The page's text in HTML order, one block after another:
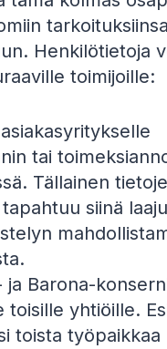
Henkilötietoja
toimijoille:
tai
Tällainen
siinä
ja Barona-
toisille yhtiöille.
toista